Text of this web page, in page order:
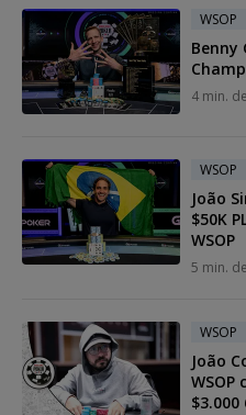
WSOP
Benny
4 min.
WSOP
João
$50K
WSOP
5 min.
WSOP
João
WSOP
$3.000